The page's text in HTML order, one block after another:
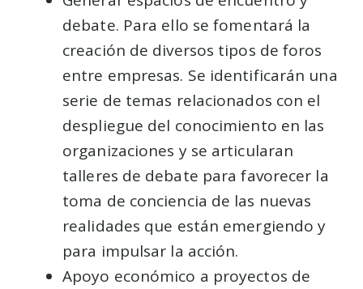
debate. Para ello se fomentará la
creación de diversos tipos de foros
entre empresas. Se identificarán una
serie de temas relacionados con el
despliegue del conocimiento en las
organizaciones y se articularan
talleres de debate para favorecer la
toma de conciencia de las nuevas
realidades que están emergiendo y
para impulsar la acción.
Apoyo económico a proyectos de